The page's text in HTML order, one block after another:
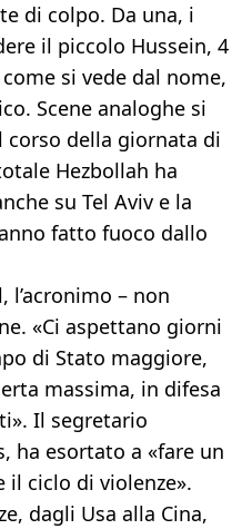
di colpo. Da una, i
il piccolo Hussein, 4
si vede dal nome,
Scene analoghe si
della giornata di
Hezbollah ha
su Tel Aviv e la
fatto fuoco dallo
l’acronimo – non
«Ci aspettano giorni
di Stato maggiore,
massima, in difesa
Il segretario
ha esortato a «fare un
il ciclo di violenze».
dagli Usa alla Cina,